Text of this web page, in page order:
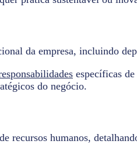
da empresa, incluindo
específicas
do negócio.
recursos humanos,